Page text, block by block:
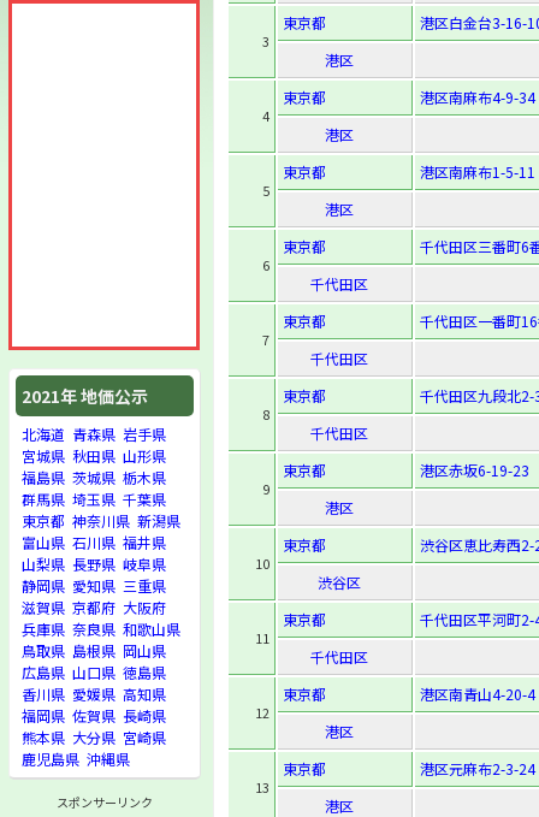
2021年 地価公示
北海道 青森県 岩手県
宮城県 秋田県 山形県
福島県 茨城県 栃木県
群馬県 埼玉県 千葉県
東京都 神奈川県 新潟県
富山県 石川県 福井県
山梨県 長野県 岐阜県
静岡県 愛知県 三重県
滋賀県 京都府 大阪府
兵庫県 奈良県 和歌山県
鳥取県 島根県 岡山県
広島県 山口県 徳島県
香川県 愛媛県 高知県
福岡県 佐賀県 長崎県
熊本県 大分県 宮崎県
鹿児島県 沖縄県
スポンサーリンク
3
東京都
港区白金台3-16-
港区
4
東京都
港区南麻布4-9-34
港区
5
東京都
港区南麻布1-5-11
港区
6
東京都
千代田区三番町6
千代田区
7
東京都
千代田区一番町
千代田区
8
東京都
千代田区九段北2-
千代田区
9
東京都
港区赤坂6-19-23
港区
10
東京都
渋谷区恵比寿西2-
渋谷区
11
東京都
千代田区平河町2-
千代田区
12
東京都
港区南青山4-20-4
港区
13
東京都
港区元麻布2-3-24
港区